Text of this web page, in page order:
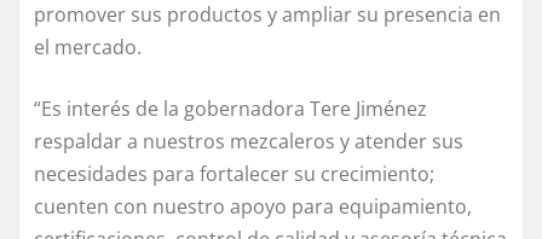
promover sus productos y ampliar su presencia en
el mercado.
“Es interés de la gobernadora Tere Jiménez
respaldar a nuestros mezcaleros y atender sus
necesidades para fortalecer su crecimiento;
cuenten con nuestro apoyo para equipamiento,